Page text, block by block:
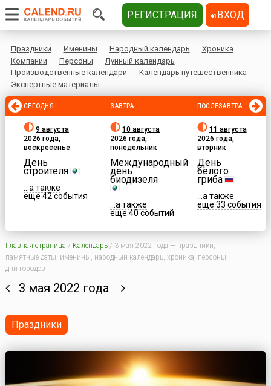
Праздники Именины Народный календарь
Хроника
Компании
Персоны
Лунный календарь
Производственные календари
Календарь путешественника
Экспертные материалы
СЕГОДНЯ
9 августа
2026 года,
воскресенье
День
строителя
...а также
еще 42 события
ЗАВТРА
10 августа
2026 года,
понедельник
Международный
день
биодизеля
...а также
еще 40 событий
ПОСЛЕЗАВТРА
11 августа
2026 года,
вторник
День
белого
гриба
...а также
еще 33 события
Главная страница / Календарь / 3 мая 2022 года — праздники,
памятные даты, именины, народный календарь, хроника, персоны,
дни городов
3 мая 2022 года
Праздники
РЕГИСТРАЦИЯ ВХОД